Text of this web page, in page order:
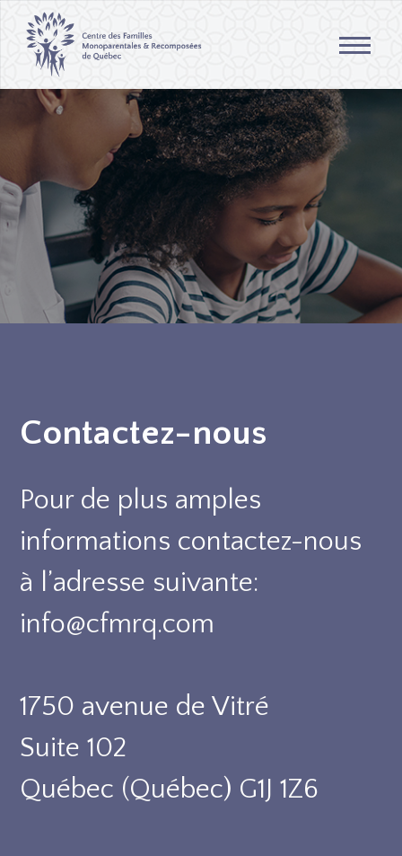
Contactez-nous
Pour de plus amples
informations contactez-nous
à l’adresse suivante:
info@cfmrq.com
1750 avenue de Vitré
Suite 102
Québec (Québec) G1J 1Z6